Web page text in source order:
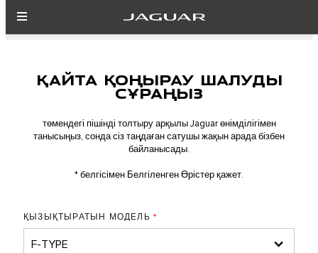
ҚАЙТА ҚОҢЫРАУ ШАЛУДЫ
СҰРАҢЫЗ
төмендегі пішінді толтыру арқылы Jaguar өнімділігімен
танысыңыз, сонда сіз таңдаған сатушы жақын арада бізбен
байланысады.
* белгісімен Белгіленген Өрістер қажет.
ҚЫЗЫҚТЫРАТЫН МОДЕЛЬ *